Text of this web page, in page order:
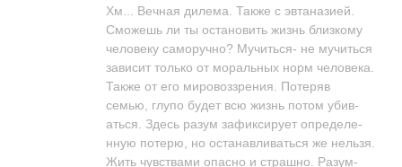
Хм... Вечная дилема. Также с эвта­нази­ей.
Сможешь ли ты оста­новить жизнь близ­кому
чело­веку само­ручно? Мучи­ться- не мучи­ться
зависит только от мора­льных норм чело­века.
Также от его миро­возз­рения. Потеряв
семью, глупо будет всю жизнь потом убив­
аться. Здесь разум зафи­ксир­ует опре­деле­
нную потерю, но оста­навл­иват­ься же нельзя.
Жить чувс­твами опасно и стра­шно. Разум-